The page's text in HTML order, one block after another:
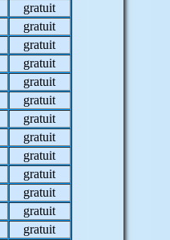
gratuit
gratuit
gratuit
gratuit
gratuit
gratuit
gratuit
gratuit
gratuit
gratuit
gratuit
gratuit
gratuit